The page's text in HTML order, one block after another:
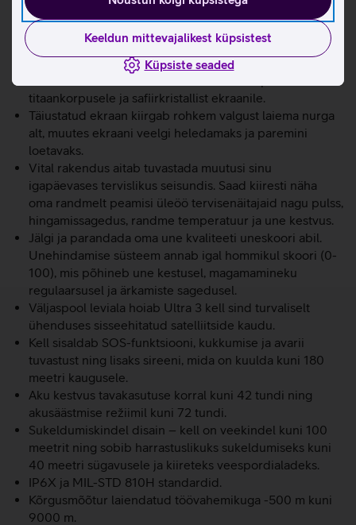
Keeldun mittevajalikest küpsistest
Küpsiste seaded
MultiSIMi teenusega saad liituda mugavalt otse kellast.
Vaatan juhendit
Vasta kõnedele telefoni asukohast hoolimata.
titaankorpusele ja safiirkristallist ekraanile.
Täiustatud ekraan kiirgab rohkem valgust laiema nurga
alt, muutes ekraani veelgi heledamaks ja paremini
loetavaks.
Vital rakendus aitab tuvastada muutusi sinu
igapäevases tervislikus seisundis. Saad kiiresti näha
oma randmelt peamisi üleöö tervisenäitajaid nagu pulss,
hingamissagedus, randme temperatuur ja une kestvus.
Jälgi ja parandada oma une kvaliteeti uneskoori abil.
Unehindamise süsteem annab igal hommikul skoori (0-
100), mis põhineb une kestusel, magamamineku
regulaarsusel ja ärkamiste sagedusel.
Väljaspool leviala hoiab Ultra 3 kell sind turvaliselt
ühenduses sisseehitatud satelliitside kaudu.
Kell sisaldab SOS-funktsiooni, kukkumise ja avarii
tuvastust ning lisaks sireeni, mida on kuulda kuni 180
meetri kaugusele.
Aku kestvus tavakasutuse korral kuni 42 tundi ning
akusäästmise režiimil kuni 72 tundi.
Sukeldumiskindel disain – kell on veekindel kuni 100
meetrit ning sobib harrastuslikuks sukeldumiseks kuni
40 meetri sügavusele ja kiireteks veespordialadeks.
IP6X ja MIL-STD 810H standardid.
Kõrgusmõõtur laiendatud töövahemikuga -500 m kuni
9000 m.